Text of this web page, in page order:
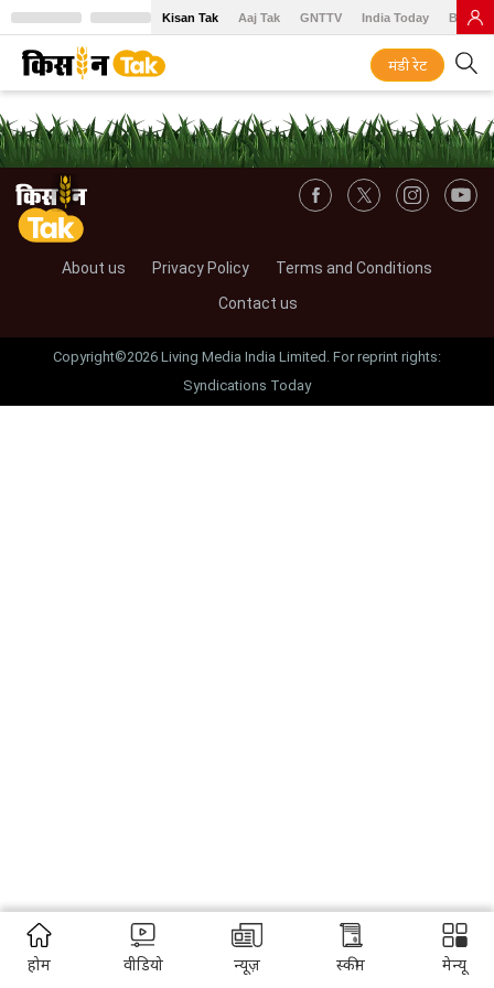
Kisan Tak Aaj Tak GNTTV India Today BT
मंडी रेट
About us Privacy Policy
Terms and Conditions
Contact us
Copyright©2026 Living Media India Limited. For reprint rights:
Syndications Today
होम वीडियो न्यूज़ स्कीम मेन्यू